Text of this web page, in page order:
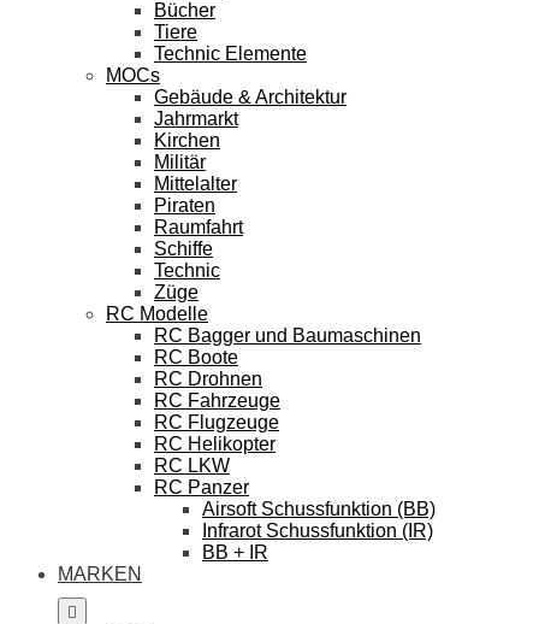
Bücher
Tiere
Technic Elemente
MOCs
Gebäude & Architektur
Jahrmarkt
Kirchen
Militär
Mittelalter
Piraten
Raumfahrt
Schiffe
Technic
Züge
RC Modelle
RC Bagger und Baumaschinen
RC Boote
RC Drohnen
RC Fahrzeuge
RC Flugzeuge
RC Helikopter
RC LKW
RC Panzer
Airsoft Schussfunktion (BB)
Infrarot Schussfunktion (IR)
BB + IR
MARKEN